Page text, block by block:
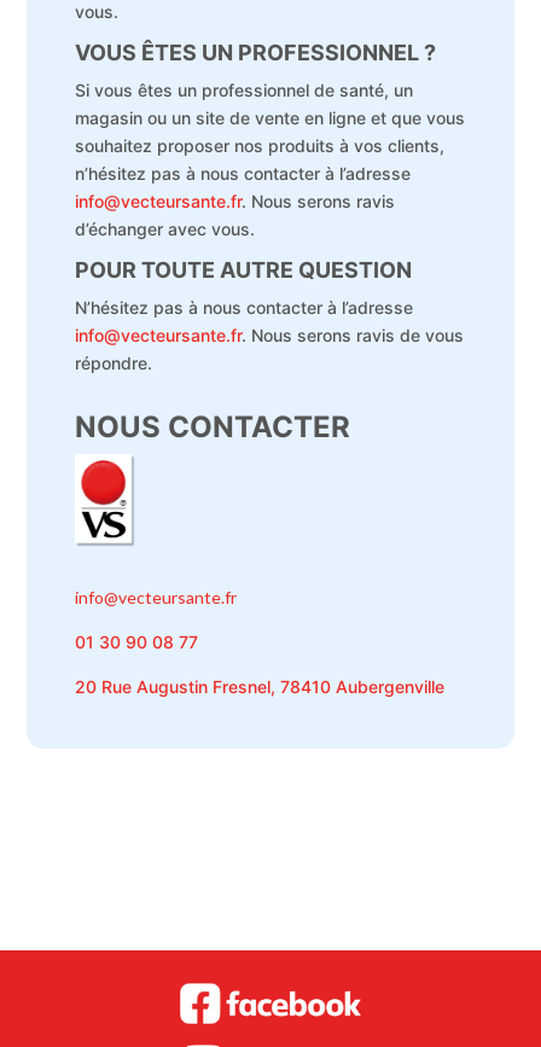
vous.
VOUS ÊTES UN PROFESSIONNEL ?
Si vous êtes un professionnel de santé, un
magasin ou un site de vente en ligne et que vous
souhaitez proposer nos produits à vos clients,
n’hésitez pas à nous contacter à l’adresse
info@vecteursante.fr. Nous serons ravis
d’échanger avec vous.
POUR TOUTE AUTRE QUESTION
N’hésitez pas à nous contacter à l’adresse
info@vecteursante.fr. Nous serons ravis de vous
répondre.
NOUS CONTACTER
info@vecteursante.fr
01 30 90 08 77
20 Rue Augustin Fresnel, 78410 Aubergenville